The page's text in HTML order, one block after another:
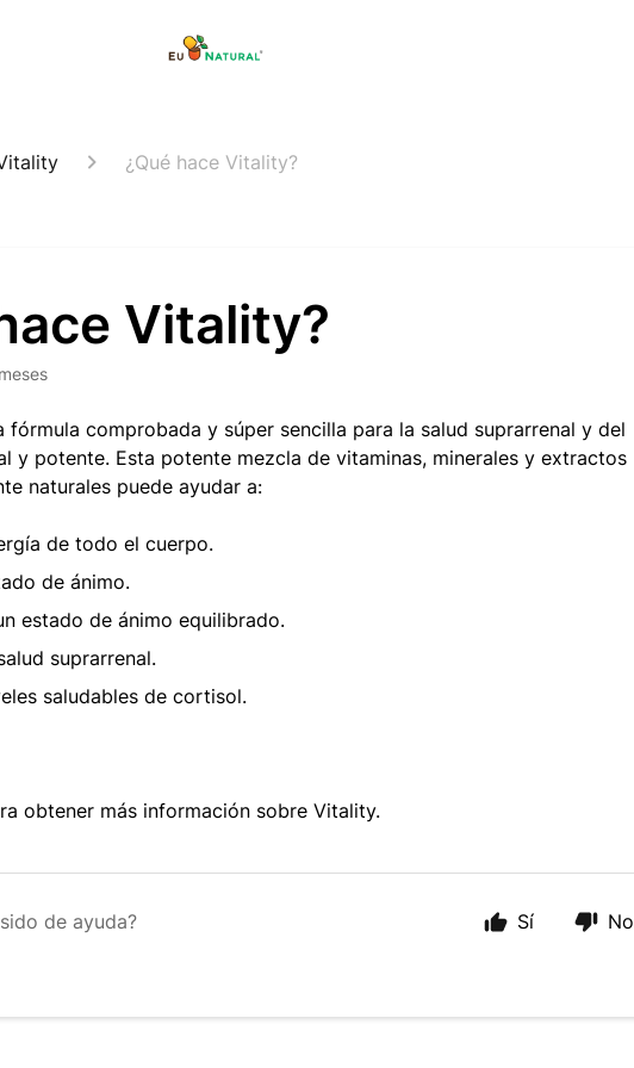
¿Qué hace Vitality?
Vitality?
fórmula comprobada y súper sencilla para la salud suprarrenal y del
y potente. Esta potente mezcla de vitaminas, minerales y extractos
naturales puede ayudar a:
de todo el cuerpo.
de ánimo.
estado de ánimo equilibrado.
suprarrenal.
saludables de cortisol.
obtener más información sobre Vitality.
de ayuda? Sí No